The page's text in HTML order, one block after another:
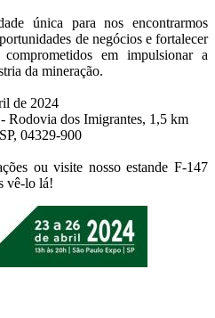
única para nos encontrarmos
de negócios e fortalecer
comprometidos em impulsionar a
da mineração.
de 2024
Rodovia dos Imigrantes, 1,5 km
04329-900
ou visite nosso estande F-147
vê-lo lá!